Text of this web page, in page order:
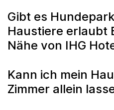
Gibt es
Haustiere erlaubt
Nähe von IHG
Kann ich mein
Zimmer allein